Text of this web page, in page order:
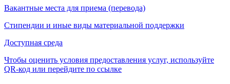
Вакантные места для приема (перевода)
Стипендии и иные виды материальной поддержки
Доступная среда
Чтобы оценить условия предоставления услуг, используйте
QR-код или перейдите по ссылке